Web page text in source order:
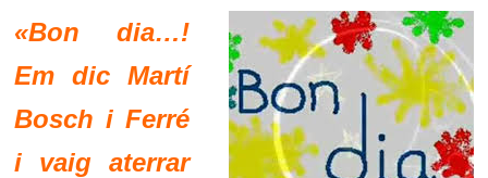
«Bon dia…!
Em dic Martí
Bosch i Ferré
i vaig aterrar